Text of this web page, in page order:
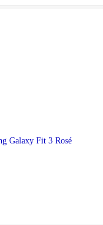
Galaxy Fit 3 Rosé